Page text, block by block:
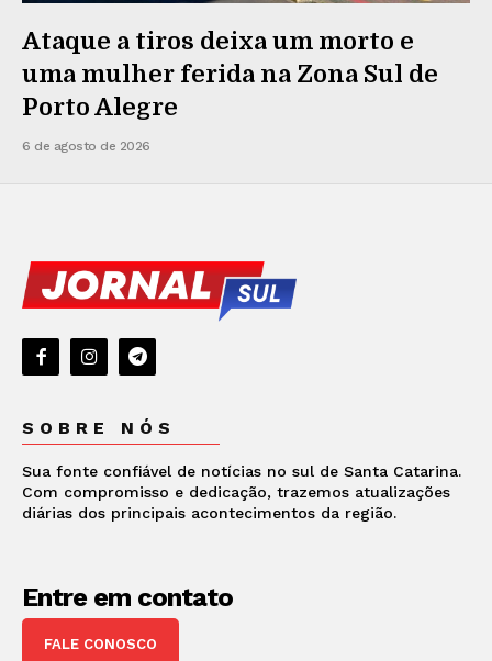
Ataque a tiros deixa um morto e
uma mulher ferida na Zona Sul de
Porto Alegre
6 de agosto de 2026
SOBRE NÓS
Sua fonte confiável de notícias no sul de Santa Catarina.
Com compromisso e dedicação, trazemos atualizações
diárias dos principais acontecimentos da região.
Entre em contato
FALE CONOSCO